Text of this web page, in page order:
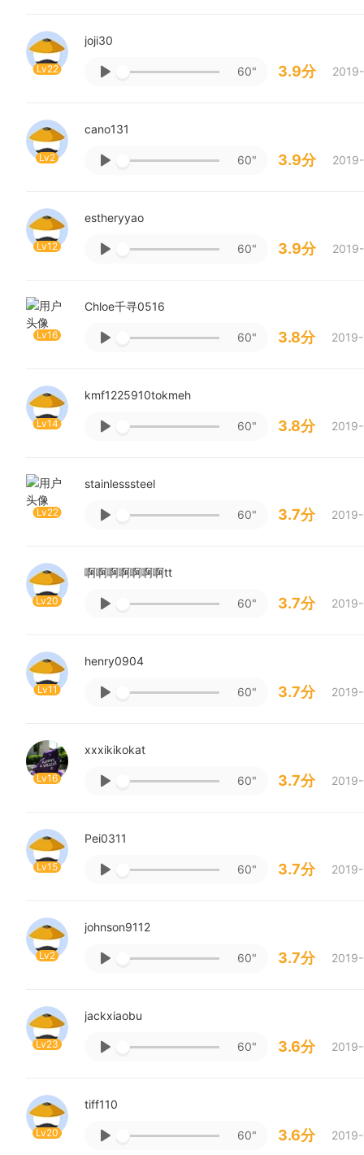
Lv22
joji30
60" 3.9分
Lv2
cano131
60" 3.9分
Lv12
estheryyao
60" 3.9分
Lv16
Chloe千寻0516
60" 3.8分
Lv14
kmf1225910tokmeh
60" 3.8分
Lv22
stainlesssteel
60" 3.7分
Lv20
啊啊啊啊啊啊啊tt
60" 3.7分
Lv11
henry0904
60" 3.7分
Lv16
xxxikikokat
60" 3.7分
Lv15
Pei0311
60" 3.7分
Lv2
johnson9112
60" 3.7分
Lv23
jackxiaobu
60" 3.6分
Lv20
tiff110
60" 3.6分